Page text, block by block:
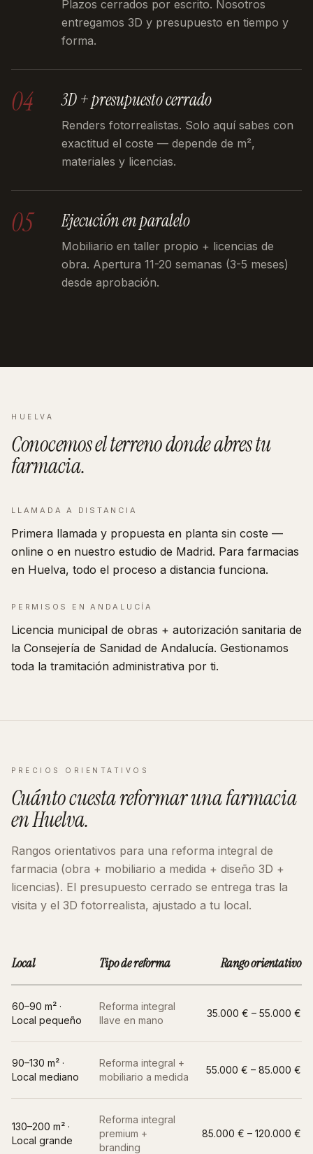
Plazos cerrados por escrito. Nosotros
entregamos 3D y presupuesto en tiempo y
forma.
04 3D + presupuesto cerrado
Renders fotorrealistas. Solo aquí sabes con
exactitud el coste — depende de m²,
materiales y licencias.
05 Ejecución en paralelo
Mobiliario en taller propio + licencias de
obra. Apertura 11-20 semanas (3-5 meses)
desde aprobación.
HUELVA
Conocemos el terreno donde abres tu
farmacia.
LLAMADA A DISTANCIA
Primera llamada y propuesta en planta sin coste —
online o en nuestro estudio de Madrid. Para farmacias
en Huelva, todo el proceso a distancia funciona.
PERMISOS EN ANDALUCÍA
Licencia municipal de obras + autorización sanitaria de
la Consejería de Sanidad de Andalucía. Gestionamos
toda la tramitación administrativa por ti.
PRECIOS ORIENTATIVOS
Cuánto cuesta reformaruna farmacia
enHuelva.
Rangos orientativos para una reforma integral de
farmacia (obra + mobiliario a medida + diseño 3D +
licencias). El presupuesto cerrado se entrega tras la
visita y el 3D fotorrealista, ajustado a tu local.
Local Tipo de reforma Rango orientativo
60–90 m² ·
Local pequeño
Reforma integral
llave en mano
35.000 € – 55.000 €
90–130 m² ·
Local mediano
Reforma integral +
mobiliario a medida
55.000 € – 85.000 €
130–200 m² ·
Local grande
Reforma integral
premium +
branding
85.000 € – 120.000 €